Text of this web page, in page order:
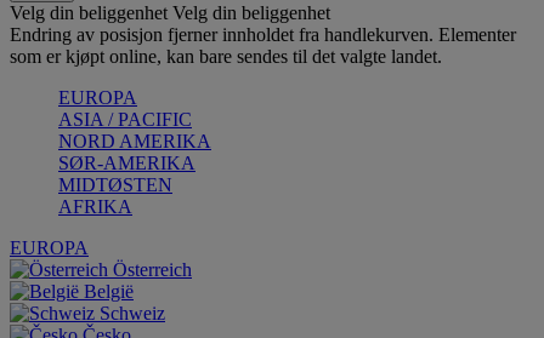
Velg din beliggenhet Velg din beliggenhet
Endring av posisjon fjerner innholdet fra handlekurven. Elementer
som er kjøpt online, kan bare sendes til det valgte landet.
EUROPA
ASIA / PACIFIC
NORD AMERIKA
SØR-AMERIKA
MIDTØSTEN
AFRIKA
EUROPA
Österreich
België
Schweiz